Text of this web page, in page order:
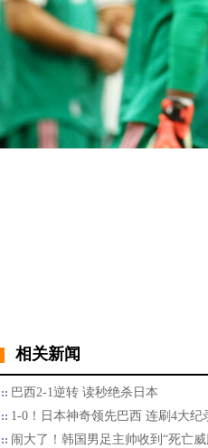
相关新闻
巴西2-1逆转 读秒绝杀日本
1-0！日本神奇领先巴西 连刷4大纪
闹大了！韩国男足主帅收到“死亡威